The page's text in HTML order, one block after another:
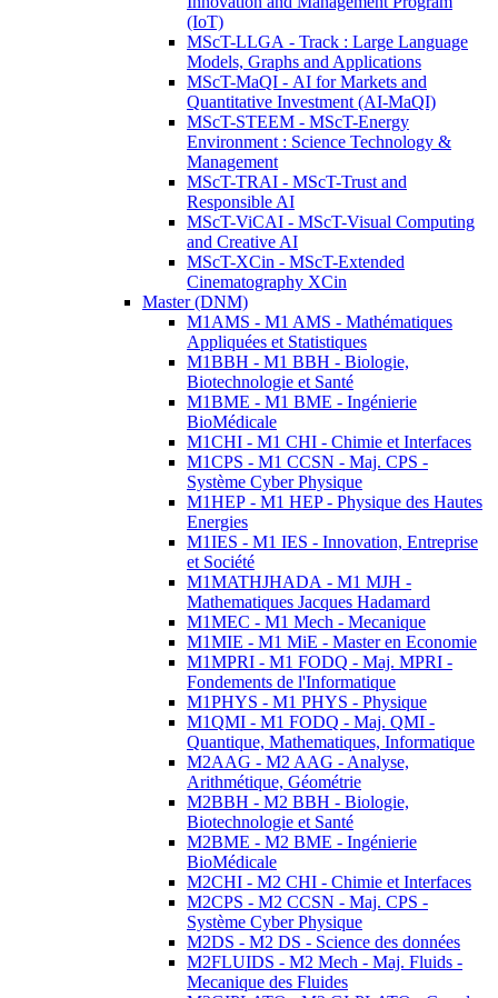
(IoT)
MScT-LLGA - Track : Large Language
Models, Graphs and Applications
MScT-MaQI - AI for Markets and
Quantitative Investment (AI-MaQI)
MScT-STEEM - MScT-Energy
Environment : Science Technology &
Management
MScT-TRAI - MScT-Trust and
Responsible AI
MScT-ViCAI - MScT-Visual Computing
and Creative AI
MScT-XCin - MScT-Extended
Cinematography XCin
Master (DNM)
M1AMS - M1 AMS - Mathématiques
Appliquées et Statistiques
M1BBH - M1 BBH - Biologie,
Biotechnologie et Santé
M1BME - M1 BME - Ingénierie
BioMédicale
M1CHI - M1 CHI - Chimie et Interfaces
M1CPS - M1 CCSN - Maj. CPS -
Système Cyber Physique
M1HEP - M1 HEP - Physique des Hautes
Energies
M1IES - M1 IES - Innovation, Entreprise
et Société
M1MATHJHADA - M1 MJH -
Mathematiques Jacques Hadamard
M1MEC - M1 Mech - Mecanique
M1MIE - M1 MiE - Master en Economie
M1MPRI - M1 FODQ - Maj. MPRI -
Fondements de l'Informatique
M1PHYS - M1 PHYS - Physique
M1QMI - M1 FODQ - Maj. QMI -
Quantique, Mathematiques, Informatique
M2AAG - M2 AAG - Analyse,
Arithmétique, Géométrie
M2BBH - M2 BBH - Biologie,
Biotechnologie et Santé
M2BME - M2 BME - Ingénierie
BioMédicale
M2CHI - M2 CHI - Chimie et Interfaces
M2CPS - M2 CCSN - Maj. CPS -
Système Cyber Physique
M2DS - M2 DS - Science des données
M2FLUIDS - M2 Mech - Maj. Fluids -
Mecanique des Fluides